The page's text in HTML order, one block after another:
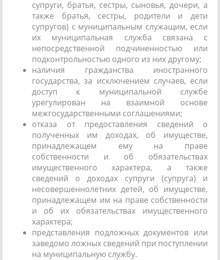
супруги, братья, сестры, сыновья, дочери, а
также братья, сестры, родители и дети
супругов) с муниципальным служащим, если
их муниципальная служба связана с
непосредственной подчиненностью или
подконтрольностью одного из них другому;
наличия гражданства иностранного
государства, за исключением случаев, если
доступ к муниципальной службе
урегулирован на взаимной основе
межгосударственными соглашениями;
отказа от предоставления сведений о
полученных им доходах, об имуществе,
принадлежащем ему на праве
собственности и об обязательствах
имущественного характера, а также
сведений о доходах супруги (супруга) и
несовершеннолетних детей, об имуществе,
принадлежащем им на праве собственности
и об их обязательствах имущественного
характера;
представления подложных документов или
заведомо ложных сведений при поступлении
на муниципальную службу.